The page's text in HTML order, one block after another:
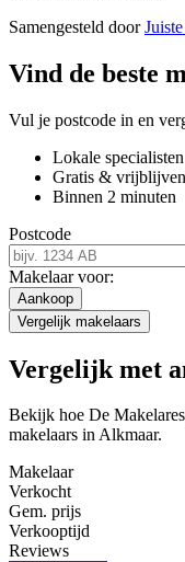
Samengesteld door
Vind de beste
Vul je postcode in en
Lokale specialisten
Gratis &
Binnen 2 minuten
Postcode
Makelaar voor:
Aankoop
Vergelijk makelaars
Vergelijk met
Bekijk hoe De
makelaars in Alkmaar.
Makelaar
Verkocht
Gem. prijs
Verkooptijd
Reviews